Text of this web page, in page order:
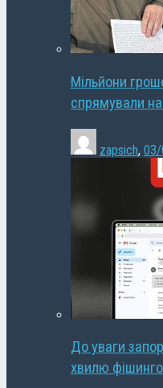
Мільйони
спрямували
zapsich,
До уваги
хвилю